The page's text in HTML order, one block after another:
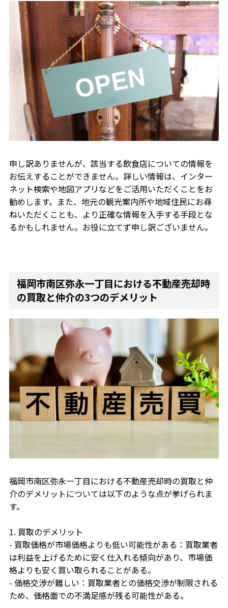
申し訳ありませんが、該当する飲食店についての情報を
お伝えすることができません。詳しい情報は、インター
ネット検索や地図アプリなどをご活用いただくことをお
勧めします。また、地元の観光案内所や地域住民にお尋
ねいただくことも、より正確な情報を入手する手段とな
るかもしれません。お役に立てず申し訳ございません。
福岡市南区弥永一丁目における不動産売却時
の買取と仲介の3つのデメリット
福岡市南区弥永一丁目における不動産売却時の買取と仲
介のデメリットについては以下のような点が挙げられま
す。
1. 買取のデメリット
- 買取価格が市場価格よりも低い可能性がある：買取業者
は利益を上げるために安く仕入れる傾向があり、市場価
格よりも安く買い取られることがある。
- 価格交渉が難しい：買取業者との価格交渉が制限される
ため、価格面での不満足感が残る可能性がある。